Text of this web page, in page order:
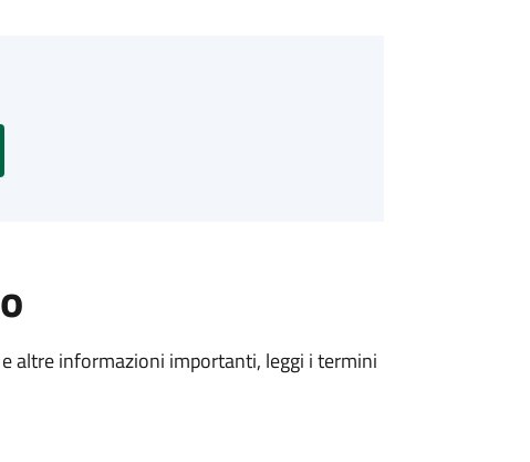
altre informazioni importanti, leggi i termini